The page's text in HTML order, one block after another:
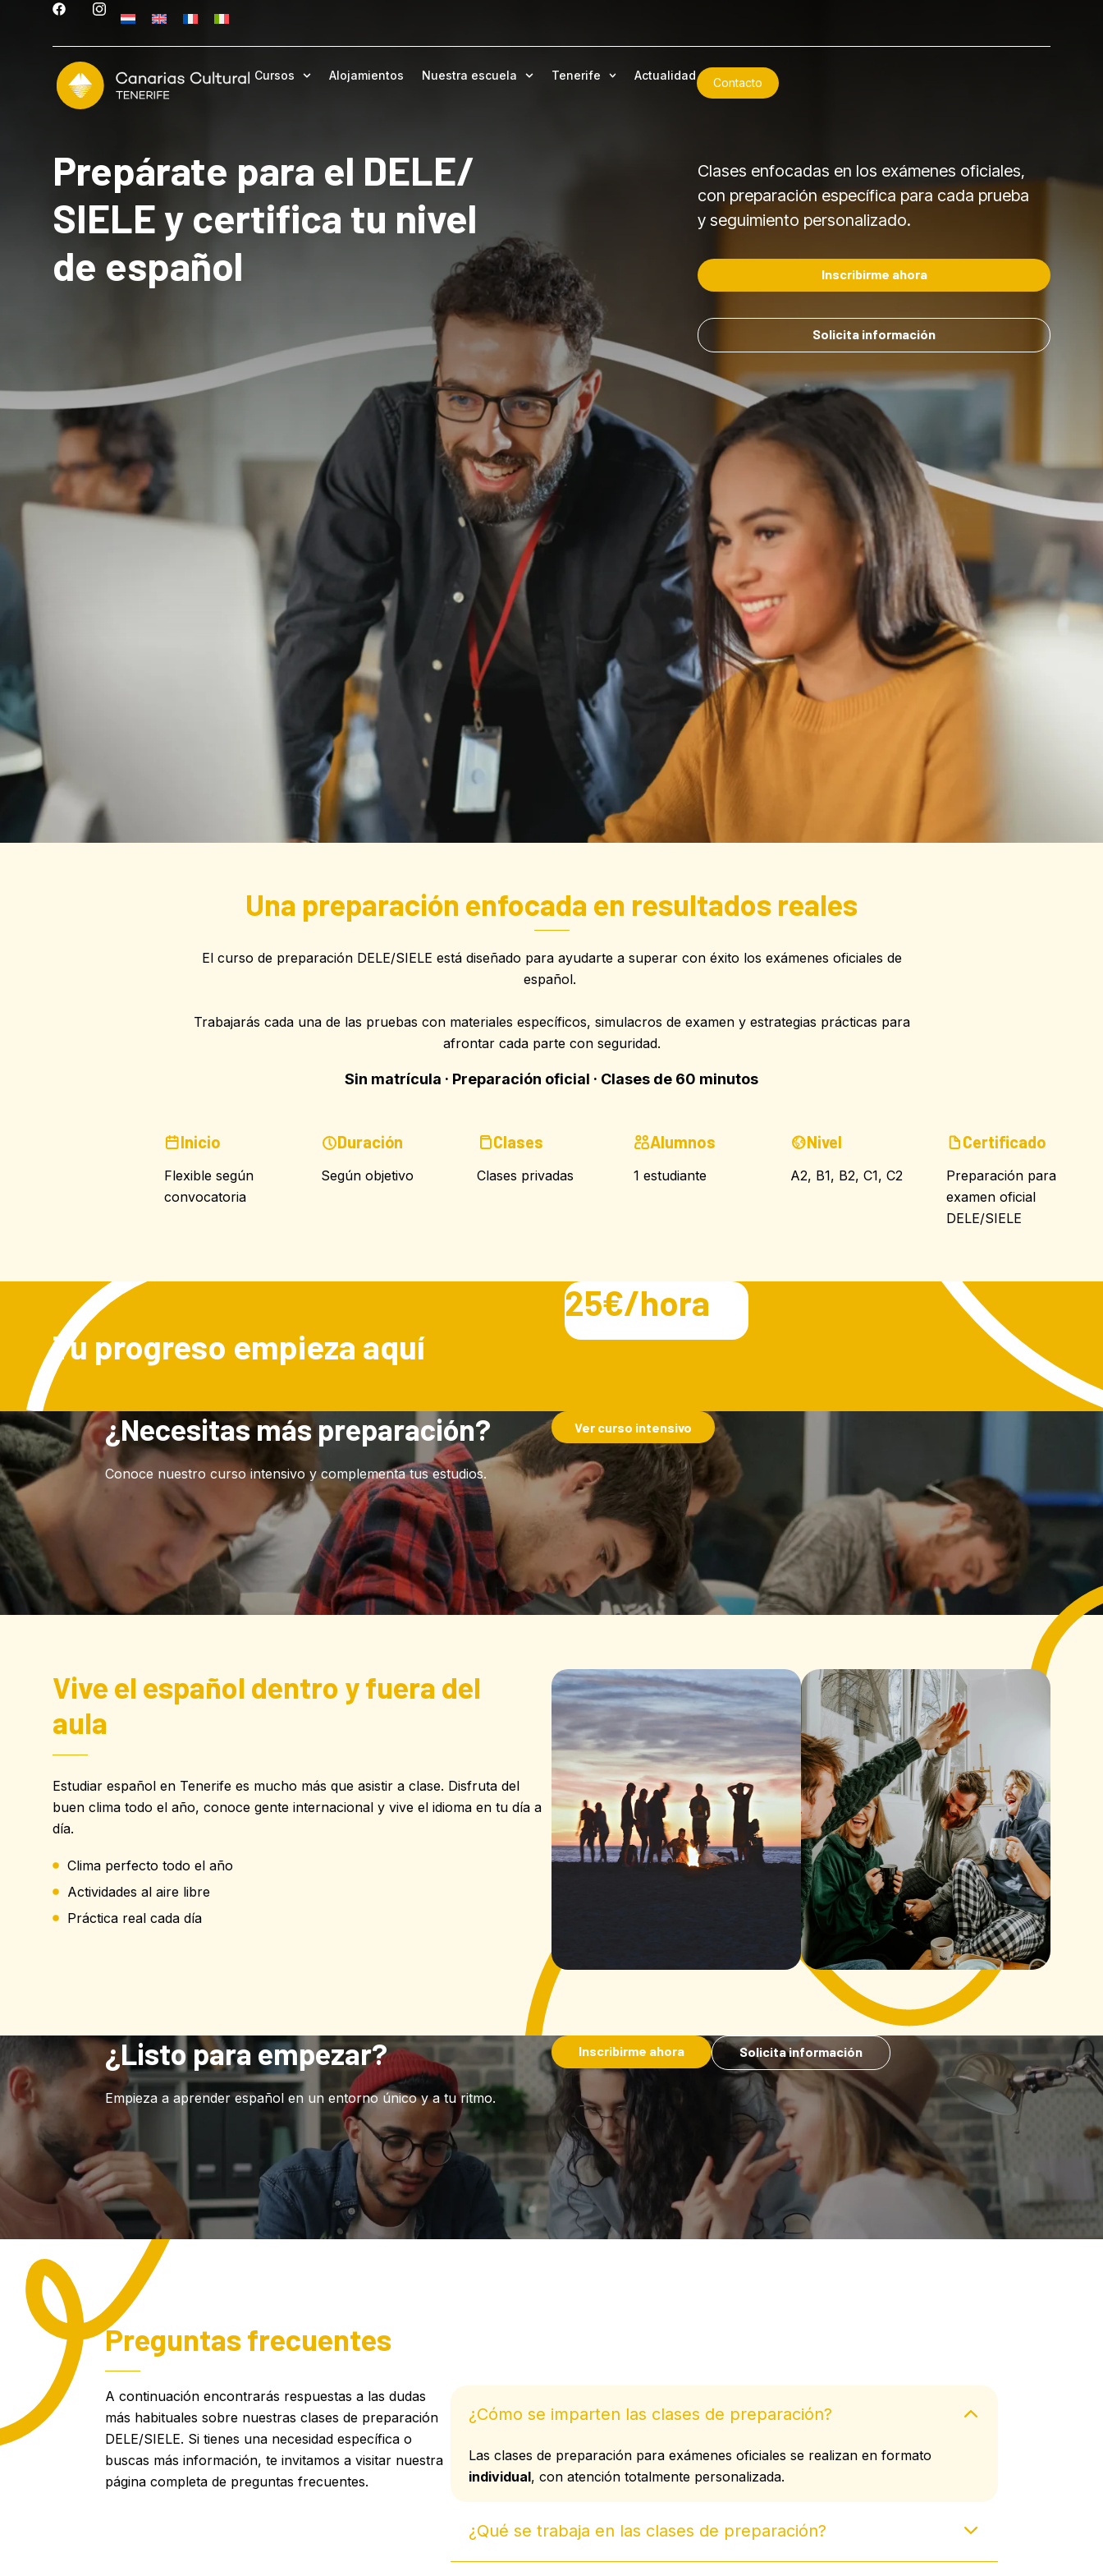
contenido
Cursos Alojamientos Nuestra escuela Tenerife Actualidad
Contacto
Prepárate para el DELE/
SIELE y certifica tu nivel
de español
Clases enfocadas en los exámenes oficiales,
con preparación específica para cada prueba
y seguimiento personalizado.
Inscribirme ahora
Solicita información
Una preparación enfocada en resultados reales
El curso de preparación DELE/SIELE está diseñado para ayudarte a superar con éxito los exámenes oficiales de
español.
Trabajarás cada una de las pruebas con materiales específicos, simulacros de examen y estrategias prácticas para
afrontar cada parte con seguridad.
Sin matrícula · Preparación oficial · Clases de 60 minutos
Inicio
Flexible según
convocatoria
Duración
Según objetivo
Clases
Clases privadas
Alumnos
1 estudiante
Nivel
A2, B1, B2, C1, C2
Certificado
Preparación para
examen oficial
DELE/SIELE
Tu progreso empieza aquí
25€/hora
¿Necesitas más preparación?
Conoce nuestro curso intensivo y complementa tus estudios.
Ver curso intensivo
Vive el español dentro y fuera del
aula
Estudiar español en Tenerife es mucho más que asistir a clase. Disfruta del
buen clima todo el año, conoce gente internacional y vive el idioma en tu día a
día.
Clima perfecto todo el año
Actividades al aire libre
Práctica real cada día
¿Listo para empezar?
Empieza a aprender español en un entorno único y a tu ritmo.
Inscribirme ahora Solicita información
Preguntas frecuentes
A continuación encontrarás respuestas a las dudas
más habituales sobre nuestras clases de preparación
DELE/SIELE. Si tienes una necesidad específica o
buscas más información, te invitamos a visitar nuestra
página completa de preguntas frecuentes.
¿Cómo se imparten las clases de preparación?
Las clases de preparación para exámenes oficiales se realizan en formato
individual, con atención totalmente personalizada.
¿Qué se trabaja en las clases de preparación?